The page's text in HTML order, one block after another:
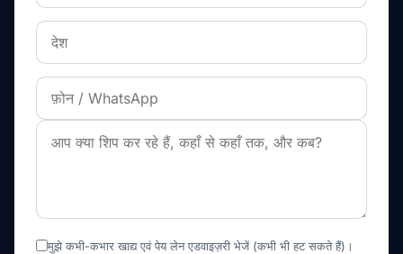
मुझे कभी-कभार खाद्य एवं पेय लेन एडवाइज़री भेजें (कभी भी हट सकते हैं)।